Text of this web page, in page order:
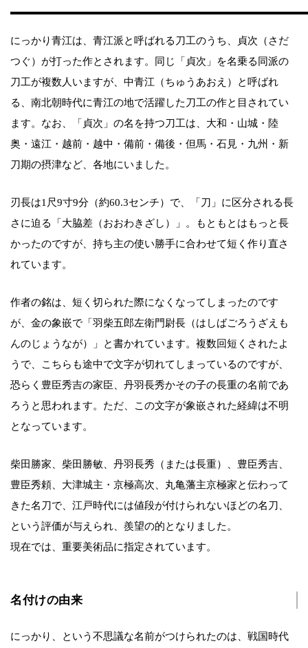
にっかり青江は、青江派と呼ばれる刀工のうち、貞次（さだ
つぐ）が打った作とされます。同じ「貞次」を名乗る同派の
刀工が複数人いますが、中青江（ちゅうあおえ）と呼ばれ
る、南北朝時代に青江の地で活躍した刀工の作と目されてい
ます。なお、「貞次」の名を持つ刀工は、大和・山城・陸
奥・遠江・越前・越中・備前・備後・但馬・石見・九州・新
刀期の摂津など、各地にいました。
刃長は1尺9寸9分（約60.3センチ）で、「刀」に区分される長
さに迫る「大脇差（おおわきざし）」。もともとはもっと長
かったのですが、持ち主の使い勝手に合わせて短く作り直さ
れています。
作者の銘は、短く切られた際になくなってしまったのです
が、金の象嵌で「羽柴五郎左衛門尉長（はしばごろうざえも
んのじょうなが）」と書かれています。複数回短くされたよ
うで、こちらも途中で文字が切れてしまっているのですが、
恐らく豊臣秀吉の家臣、丹羽長秀かその子の長重の名前であ
ろうと思われます。ただ、この文字が象嵌された経緯は不明
となっています。
柴田勝家、柴田勝敏、丹羽長秀（または長重）、豊臣秀吉、
豊臣秀頼、大津城主・京極高次、丸亀藩主京極家と伝わって
きた名刀で、江戸時代には値段が付けられないほどの名刀、
という評価が与えられ、羨望の的となりました。
現在では、重要美術品に指定されています。
名付けの由来
にっかり、という不思議な名前がつけられたのは、戦国時代